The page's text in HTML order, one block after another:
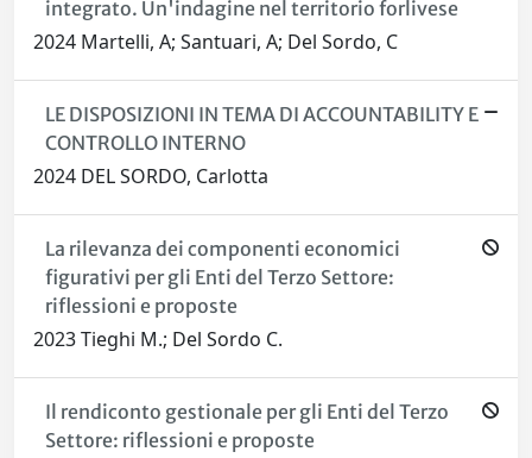
integrato. Un'indagine nel territorio forlivese
2024 Martelli, A; Santuari, A; Del Sordo, C
LE DISPOSIZIONI IN TEMA DI ACCOUNTABILITY E
CONTROLLO INTERNO
2024 DEL SORDO, Carlotta
La rilevanza dei componenti economici
figurativi per gli Enti del Terzo Settore:
riflessioni e proposte
2023 Tieghi M.; Del Sordo C.
Il rendiconto gestionale per gli Enti del Terzo
Settore: riflessioni e proposte